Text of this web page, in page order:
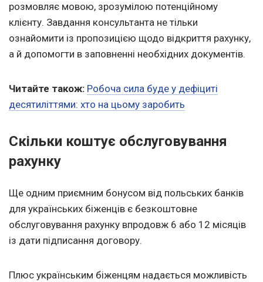
розмовляє мовою, зрозумілою потенційному
клієнту. Завдання консультанта не тільки
ознайомити із пропозицією щодо відкриття рахунку,
а й допомогти в заповненні необхідних документів.
Читайте також: Робоча сила буде у дефіциті
десятиліттями: хто на цьому заробить
Скільки коштує обслуговування
рахунку
Ще одним приємним бонусом від польських банків
для українських біженців є безкоштовне
обслуговування рахунку впродовж 6 або 12 місяців
із дати підписання договору.
Плюс українським біженцям надається можливість